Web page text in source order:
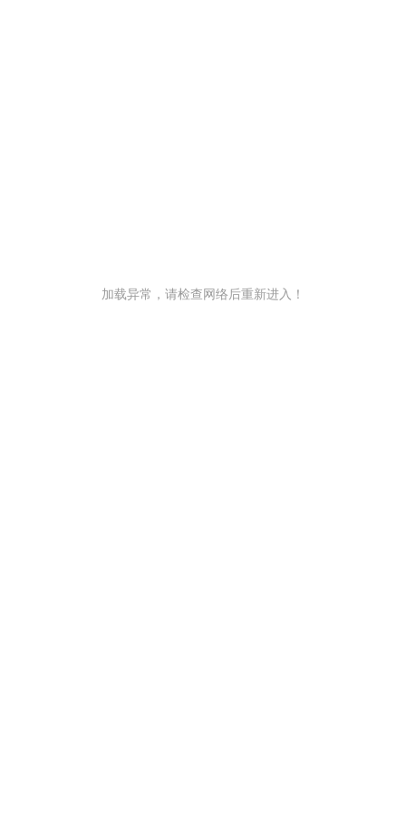
加载异常，请检查网络后重新进入！